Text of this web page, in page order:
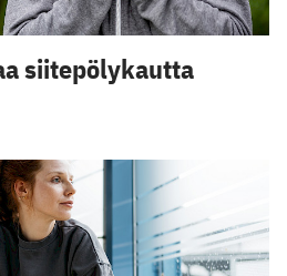
siitepölykautta